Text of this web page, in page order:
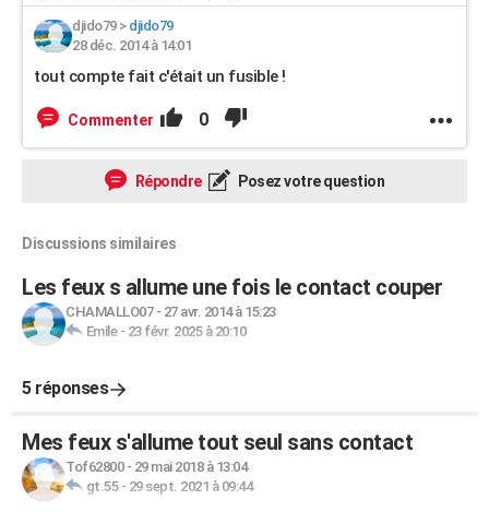
djido79> djido79
28 déc. 2014 à 14:01
tout compte fait c'était un fusible !
Commenter 0
Répondre Posez votre question
Discussions similaires
Les feux s allume une fois le contact couper
CHAMALLO07- 27 avr. 2014 à 15:23
Emile- 23 févr. 2025 à 20:10
5 réponses
Mes feux s'allume tout seul sans contact
Tof62800- 29 mai 2018 à 13:04
gt.55- 29 sept. 2021 à 09:44